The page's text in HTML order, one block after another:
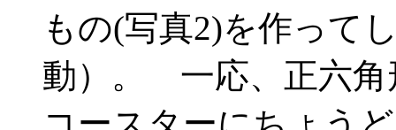
もの(写真2)を作って
動）。 一応、正六角